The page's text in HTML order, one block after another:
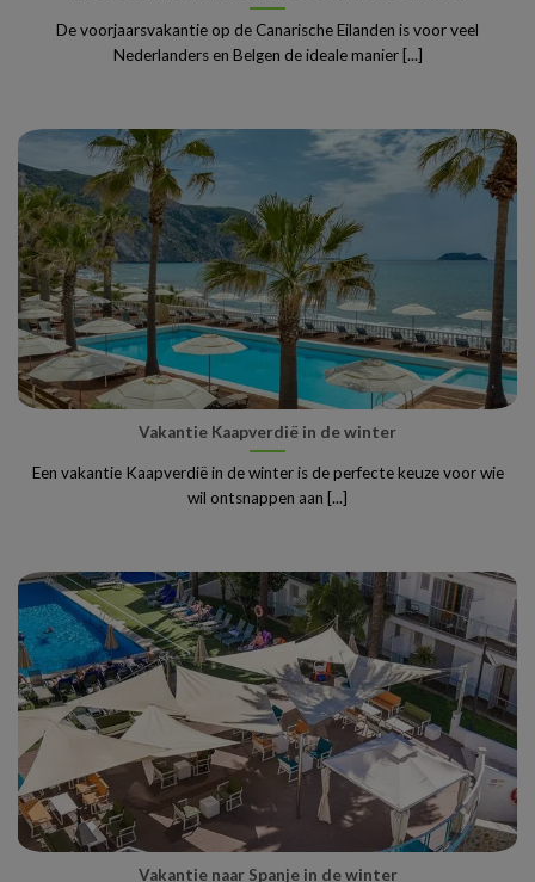
De voorjaarsvakantie op de Canarische Eilanden is voor veel
Nederlanders en Belgen de ideale manier [...]
Vakantie Kaapverdië in de winter
Een vakantie Kaapverdië in de winter is de perfecte keuze voor wie
wil ontsnappen aan [...]
Vakantie naar Spanje in de winter